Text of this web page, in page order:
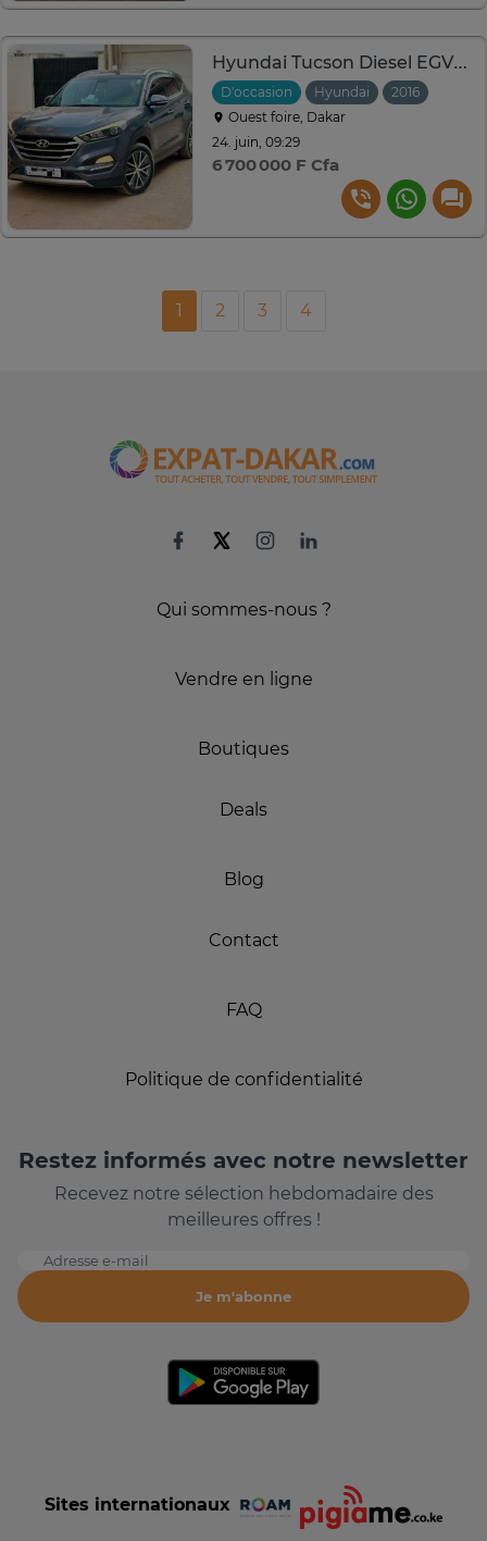
Hyundai Tucson Diesel EGVT 2016 à vendre
D'occasion Hyundai 2016
Ouest foire, Dakar
24. juin, 09:29
6 700 000 F Cfa
1 2 3 4
Qui sommes-nous ?
Vendre en ligne
Boutiques
Deals
Blog
Contact
FAQ
Politique de confidentialité
Restez informés avec notre newsletter
Recevez notre sélection hebdomadaire des
meilleures offres !
Adresse e-mail
Je m'abonne
Sites internationaux